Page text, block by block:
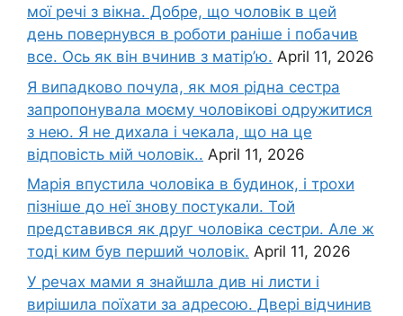
мої речі з вікна. Добре, що чоловік в цей
день повернувся в роботи раніше і побачив
все. Ось як він вчинив з матір’ю. April 11, 2026
Я випадково почула, як моя рідна сестра
запропонувала моєму чоловікові одружитися
з нею. Я не дихала і чекала, що на це
відповість мій чоловік.. April 11, 2026
Марія впустила чоловіка в будинок, і трохи
пізніше до неї знову постукали. Той
представився як друг чоловіка сестри. Але ж
тоді ким був перший чоловік. April 11, 2026
У речах мами я знайшла див ні листи і
вирішила поїхати за адресою. Двері відчинив